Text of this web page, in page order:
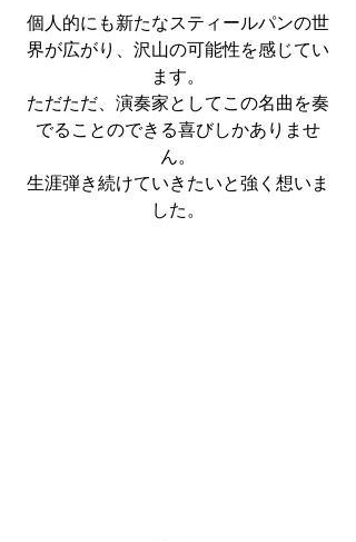
個人的にも新たなスティールパンの世
界が広がり、沢山の可能性を感じてい
ます。
ただただ、演奏家としてこの名曲を奏
でることのできる喜びしかありませ
ん。
生涯弾き続けていきたいと強く想いま
した。